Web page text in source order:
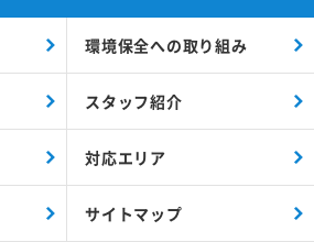
環境保全への取り組み
スタッフ紹介
対応エリア
サイトマップ